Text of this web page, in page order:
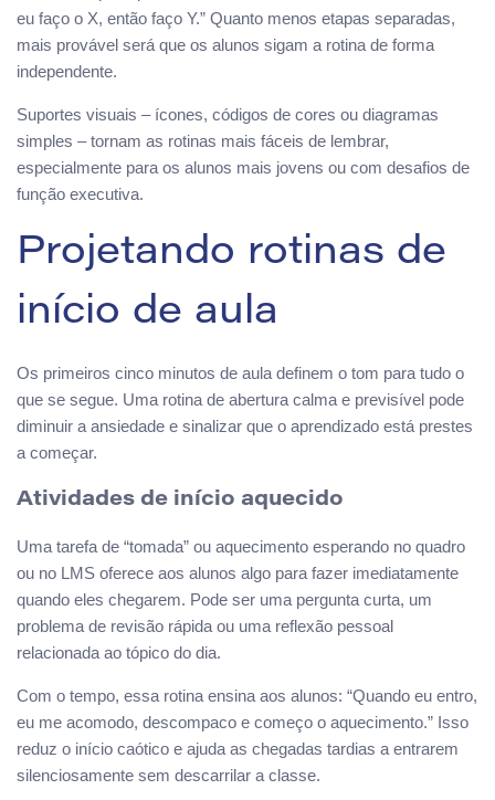
eu faço o X, então faço Y.” Quanto menos etapas separadas,
mais provável será que os alunos sigam a rotina de forma
independente.
Suportes visuais – ícones, códigos de cores ou diagramas
simples – tornam as rotinas mais fáceis de lembrar,
especialmente para os alunos mais jovens ou com desafios de
função executiva.
Projetando rotinas de
início de aula
Os primeiros cinco minutos de aula definem o tom para tudo o
que se segue. Uma rotina de abertura calma e previsível pode
diminuir a ansiedade e sinalizar que o aprendizado está prestes
a começar.
Atividades de início aquecido
Uma tarefa de “tomada” ou aquecimento esperando no quadro
ou no LMS oferece aos alunos algo para fazer imediatamente
quando eles chegarem. Pode ser uma pergunta curta, um
problema de revisão rápida ou uma reflexão pessoal
relacionada ao tópico do dia.
Com o tempo, essa rotina ensina aos alunos: “Quando eu entro,
eu me acomodo, descompaco e começo o aquecimento.” Isso
reduz o início caótico e ajuda as chegadas tardias a entrarem
silenciosamente sem descarrilar a classe.